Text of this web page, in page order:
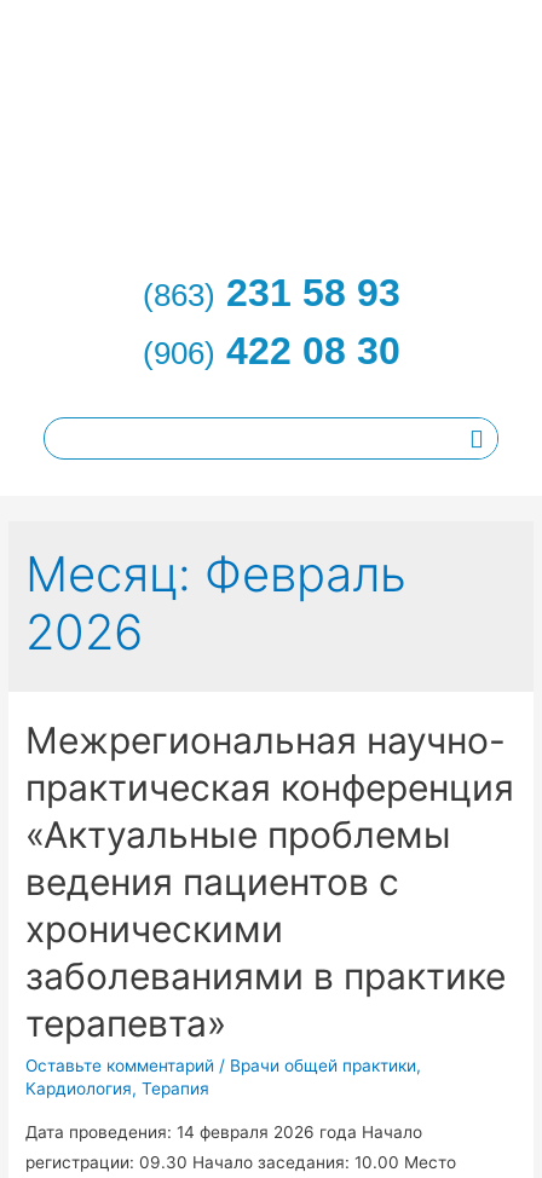
(863) 231 58 93
(906) 422 08 30
Месяц: Февраль
2026
Межрегиональная научно-
практическая конференция
«Актуальные проблемы
ведения пациентов с
хроническими
заболеваниями в практике
терапевта»
Оставьте комментарий / Врачи общей практики,
Кардиология,Терапия
Дата проведения: 14 февраля 2026 года Начало
регистрации: 09.30 Начало заседания: 10.00 Место